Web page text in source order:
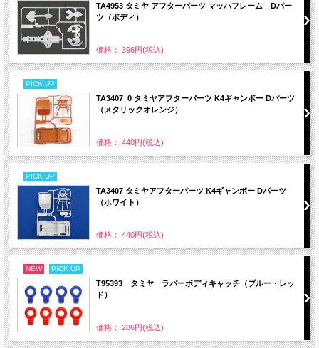
TA4953 タミヤ アフターパーツ マッハフレーム Dパー
ツ（ボディ）
価格： 396円(税込)
PICK UP
TA3407_0 タミヤアフターパーツ K4ギャンボー Dパーツ
（メタリックオレンジ）
価格： 440円(税込)
PICK UP
TA3407 タミヤアフターパーツ K4ギャンボー Dパーツ
（ホワイト）
価格： 440円(税込)
NEW PICK UP
T95393 タミヤ ラバーボディキャッチ（ブルー・レッ
ド）
価格： 286円(税込)